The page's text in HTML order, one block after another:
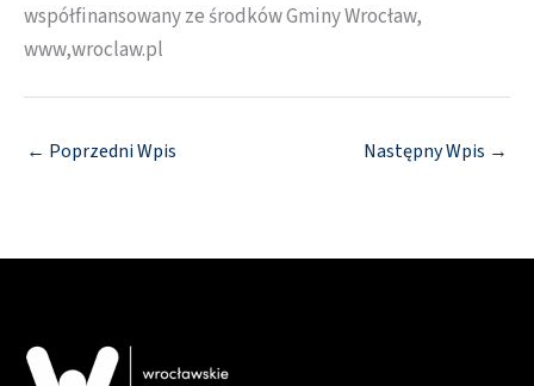
współfinansowany ze środków Gminy Wrocław,
www,wroclaw.pl
← Poprzedni Wpis Następny Wpis →